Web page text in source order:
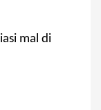
mal di